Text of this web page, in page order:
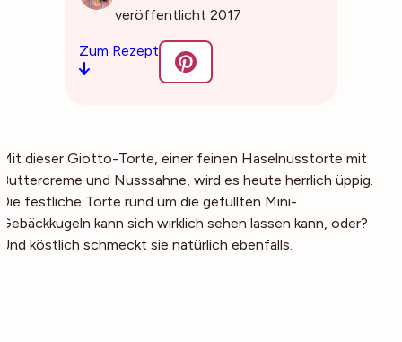
veröffentlicht 2017
Zum Rezept
Mit dieser Giotto-Torte, einer feinen Haselnusstorte mit
Buttercreme und Nusssahne, wird es heute herrlich üppig.
Die festliche Torte rund um die gefüllten Mini-
Gebäckkugeln kann sich wirklich sehen lassen kann, oder?
Und köstlich schmeckt sie natürlich ebenfalls.